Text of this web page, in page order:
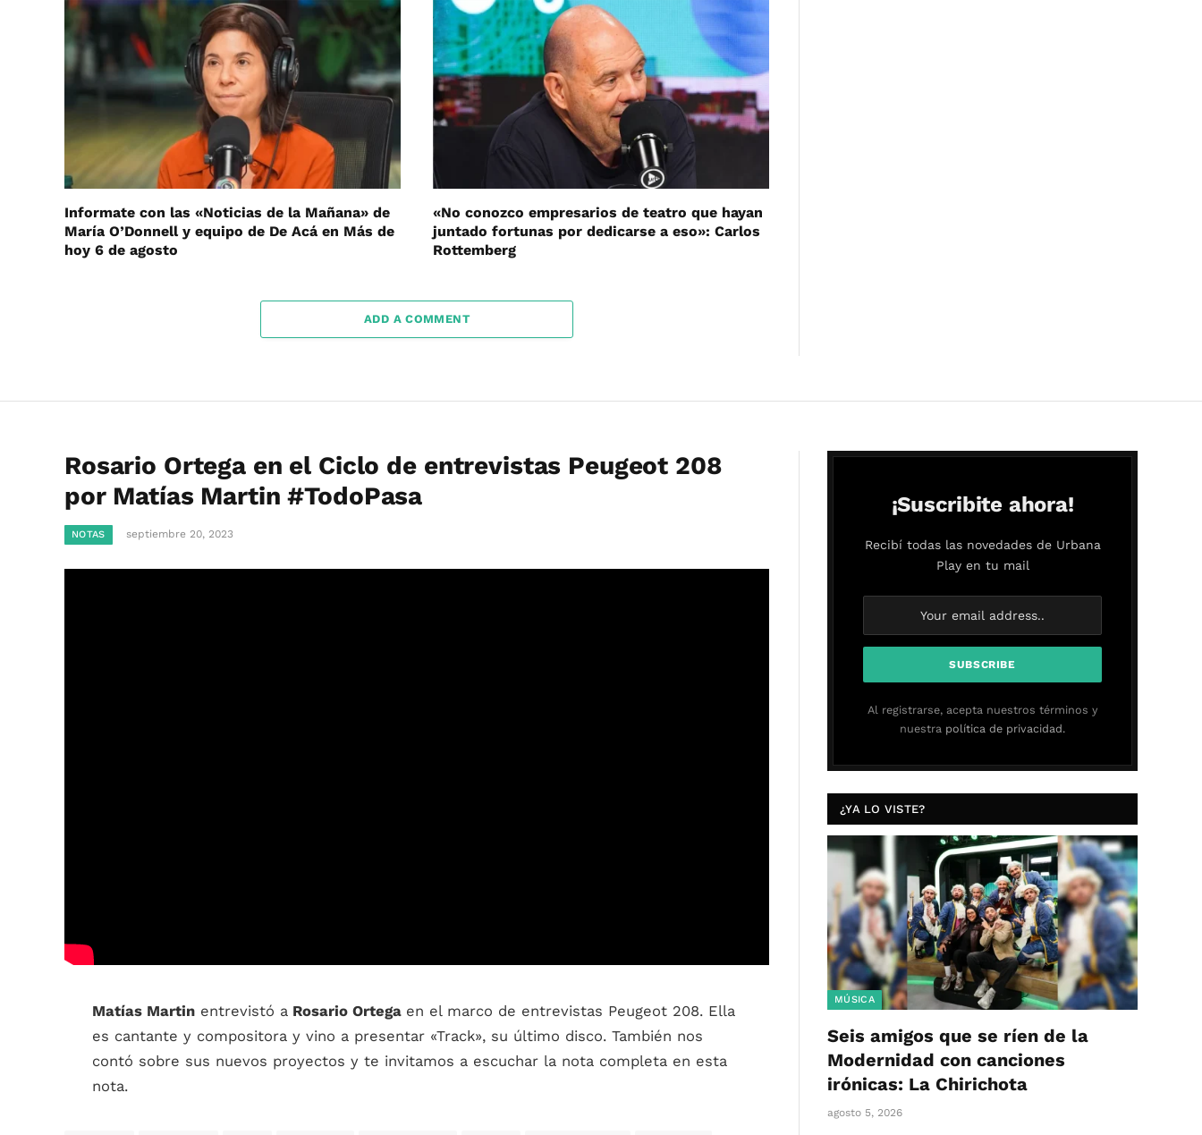
Informate con las «Noticias de la Mañana» de
María O’Donnell y equipo de De Acá en Más de
hoy 6 de agosto
«No conozco empresarios de teatro que hayan
juntado fortunas por dedicarse a eso»: Carlos
Rottemberg
ADD A COMMENT
Rosario Ortega en el Ciclo de entrevistas Peugeot 208
por Matías Martin #TodoPasa
NOTAS septiembre 20, 2023
Matías Martin entrevistó a Rosario Ortega en el marco de entrevistas Peugeot 208. Ella
es cantante y compositora y vino a presentar «Track», su último disco. También nos
contó sobre sus nuevos proyectos y te invitamos a escuchar la nota completa en esta
nota.
¡Suscribite ahora!
Recibí todas las novedades de Urbana
Play en tu mail
Al registrarse, acepta nuestros términos y
nuestra política de privacidad.
¿YA LO VISTE?
MÚSICA
Seis amigos que se ríen de la
Modernidad con canciones
irónicas: La Chirichota
agosto 5, 2026